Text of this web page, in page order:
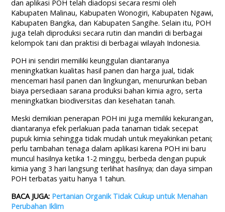
dan aplikasi POH telah diadopsi secara resmi oleh
Kabupaten Malinau, Kabupaten Wonogiri, Kabupaten Ngawi,
Kabupaten Bangka, dan Kabupaten Sangihe. Selain itu, POH
juga telah diproduksi secara rutin dan mandiri di berbagai
kelompok tani dan praktisi di berbagai wilayah Indonesia.
POH ini sendiri memiliki keunggulan diantaranya
meningkatkan kualitas hasil panen dan harga jual, tidak
mencemari hasil panen dan lingkungan, menurunkan beban
biaya persediaan sarana produksi bahan kimia agro, serta
meningkatkan biodiversitas dan kesehatan tanah.
Meski demikian penerapan POH ini juga memiliki kekurangan,
diantaranya efek perlakuan pada tanaman tidak secepat
pupuk kimia sehingga tidak mudah untuk meyakinkan petani;
perlu tambahan tenaga dalam aplikasi karena POH ini baru
muncul hasilnya ketika 1-2 minggu, berbeda dengan pupuk
kimia yang 3 hari langsung terlihat hasilnya; dan daya simpan
POH terbatas yaitu hanya 1 tahun.
BACA JUGA: Pertanian Organik Tidak Cukup untuk Menahan
Perubahan Iklim